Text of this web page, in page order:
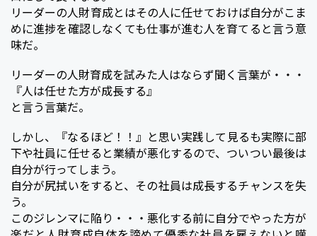
リーダーの人財育成とはその人に任せておけば自分がこま
めに進捗を確認しなくても仕事が進む人を育てると言う意
味だ。
リーダーの人財育成を試みた人はならず聞く言葉が・・・
『人は任せた方が成長する』
と言う言葉だ。
しかし、『なるほど！！』と思い実践して見るも実際に部
下や社員に任せると業績が悪化するので、ついつい最後は
自分が行ってしまう。
自分が尻拭いをすると、その社員は成長するチャンスを失
う。
このジレンマに陥り・・・悪化する前に自分でやった方が